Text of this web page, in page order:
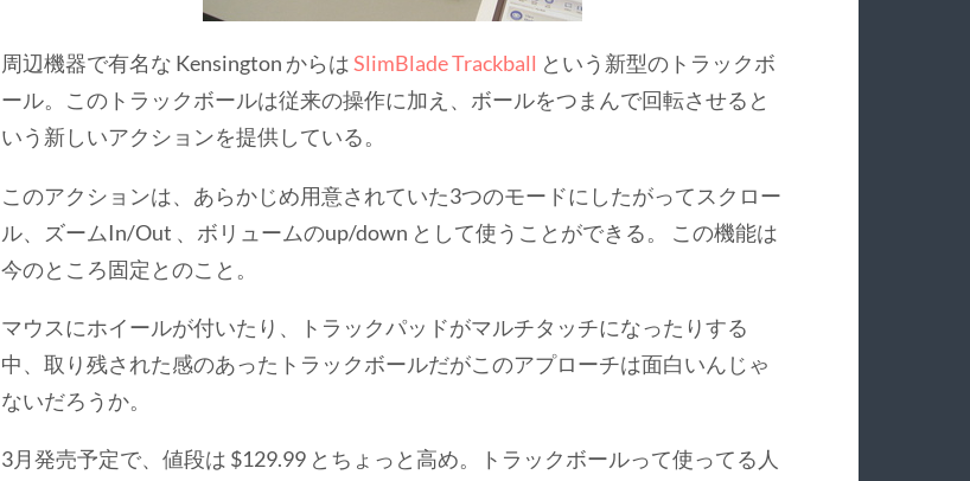
周辺機器で有名な Kensington からはSlimBlade Trackball という新型のトラックボ
ール。このトラックボールは従来の操作に加え、ボールをつまんで回転させると
いう新しいアクションを提供している。
このアクションは、あらかじめ用意されていた3つのモードにしたがってスクロー
ル、ズームIn/Out 、ボリュームのup/down として使うことができる。 この機能は
今のところ固定とのこと。
マウスにホイールが付いたり、トラックパッドがマルチタッチになったりする
中、取り残された感のあったトラックボールだがこのアプローチは面白いんじゃ
ないだろうか。
3月発売予定で、値段は $129.99 とちょっと高め。トラックボールって使ってる人